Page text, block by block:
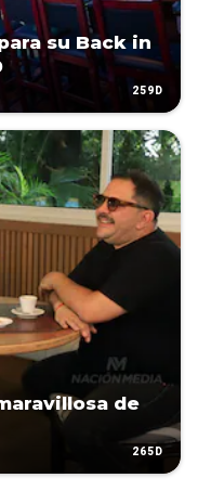
su Back in
259D
de
265D